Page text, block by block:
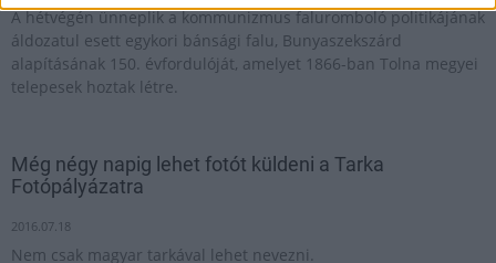
A hétvégén ünneplik a kommunizmus faluromboló politikájának
áldozatul esett egykori bánsági falu, Bunyaszekszárd
alapításának 150. évfordulóját, amelyet 1866-ban Tolna megyei
telepesek hoztak létre.
Még négy napig lehet fotót küldeni a Tarka
Fotópályázatra
2016.07.18
Nem csak magyar tarkával lehet nevezni.